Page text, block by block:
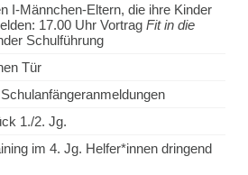
I-Männchen-Eltern, die ihre Kinder
17.00 Uhr Vortrag Fit in die
Schulführung
Tür
1./2. Jg.
im 4. Jg. Helfer*innen dringend